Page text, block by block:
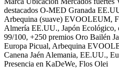
destacados O-MED Granada
Arbequina (suave) EVOOLEUM,
Almería EE.UU., Japón
99/100, +250 premios Oro Bailén
Europa Picual, Arbequina
Canena Jaén Alemania, EE.UU.,
Presencia en KaDeWe, Flos Olei